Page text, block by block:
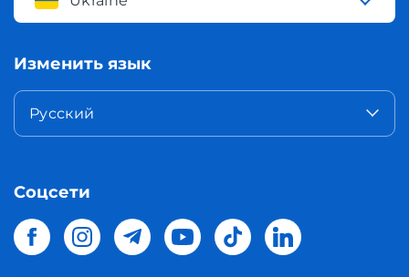
Изменить язык
Русский
Соцсети